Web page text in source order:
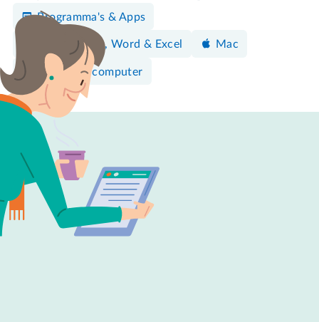
Programma's & Apps
Documenten, Word & Excel Mac
Windows-computer